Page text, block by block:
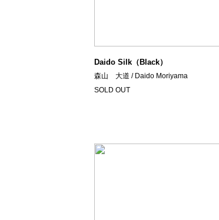
Daido Silk（Black）
森山 大道 / Daido Moriyama
SOLD OUT